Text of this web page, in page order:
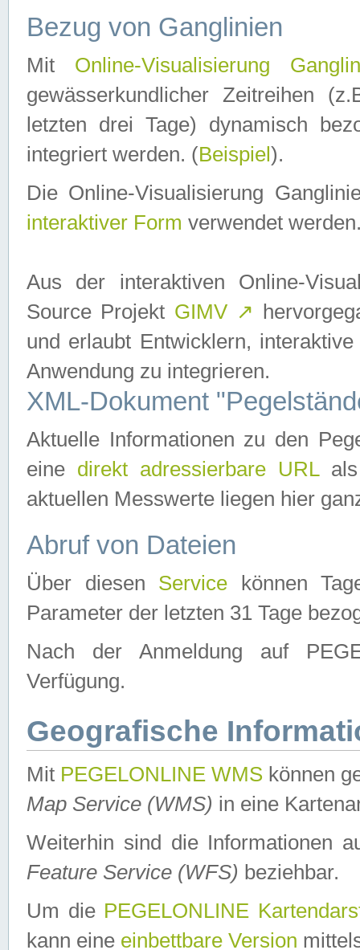
Bezug von Ganglinien
Mit Online-Visualisierung
gewässerkundlicher Zeitreihen
letzten drei Tage) dynamisch
integriert werden. (Beispiel ).
Die Online-Visualisierung
interaktiver Form verwendet
Aus der interaktiven Online-
Source Projekt GIMV ↗
und erlaubt Entwicklern,
Anwendung zu integrieren.
XML-Dokument
Aktuelle Informationen zu den
eine direkt adressierbare URLals
aktuellen Messwerte liegen hier
Abruf von Dateien
Über diesen Service können
Parameter der letzten 31 Tage
Nach der Anmeldung auf
Verfügung.
Geografische
Mit PEGELONLINE WMS können
Map Service (WMS) in eine
Weiterhin sind die Informationen
Feature Service (WFS) beziehbar.
Um die PEGELONLINE
kann eine einbettbare Version